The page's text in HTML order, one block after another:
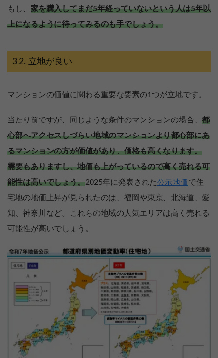
もし、 家を購入してまだ5年経っていないという人は5年以
上になるように待ってみるのも手でしょう。
立地が良い
マンションの価値に関わる重要な要素の1つが立地です。
当たり前ですが、同じような条件のマンションの場合、 都
心部へアクセスしづらい地域のマンションより都心部にあ
るマンションの方が価値があり、価格も高くなります。
需要もありますし、地価も上がっているので高く売れる可
能性は高いでしょう。2025年に発表された公示地価 で住
宅地の地価上昇が見られたのは、福岡や東京、北海道、愛
知、神奈川など。これらの地域の人気エリアは高く売れる
可能性が高いでしょう。